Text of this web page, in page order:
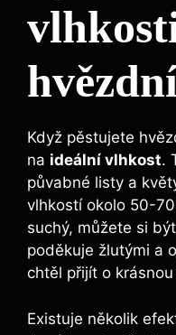
Když pěstujete
na ideální vlhkost.
půvabné listy a
vlhkostí okolo 50-
suchý, můžete si
poděkuje žlutými a
chtěl přijít o
Existuje několik